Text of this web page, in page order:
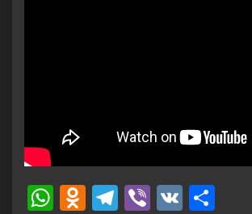
WhatsApp
Odnoklassniki
Telegram
Viber
VK